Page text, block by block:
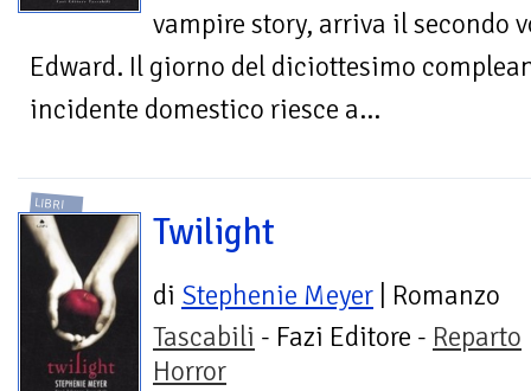
vampire story, arriva il secondo
Edward. Il giorno del diciottesimo
incidente domestico riesce a...
LIBRI
Twilight
di Stephenie Meyer | Romanzo
Tascabili - Fazi Editore - Reparto
Horror